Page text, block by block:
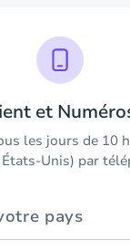
et
les jours de 10
Unis) par
pays